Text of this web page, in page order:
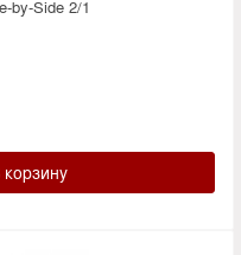
by-Side 2/1